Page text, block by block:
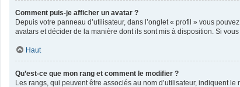
Comment puis-je afficher un avatar ?
Depuis votre panneau d’utilisateur, dans l’onglet « profil » vous
avatars et décider de la manière dont ils sont mis à disposition. Si
Haut
Qu’est-ce que mon rang et comment le modifier ?
Les rangs, qui peuvent être associés au nom d’utilisateur, indiquent